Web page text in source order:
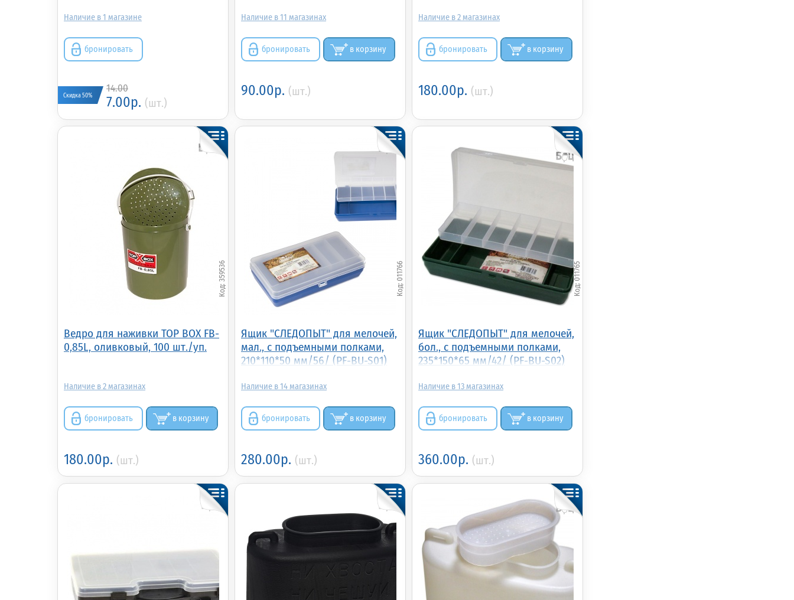
1
бронировать
Скидка 50%
14.00
7.00р. (шт.)
11
бронировать в корзину
90.00р. (шт.)
2
бронировать в корзину
180.00р. (шт.)
Ведро для наживки TOP BOX FB-
0,85L, оливковый, 100 шт./уп.
359536
2
бронировать в корзину
180.00р. (шт.)
Ящик "СЛЕДОПЫТ" для мелочей,
мал., с подъемными полками,
210*110*50 мм/56/ (PF-BU-S01)
011766
14
бронировать в корзину
280.00р. (шт.)
Ящик "СЛЕДОПЫТ" для мелочей,
бол., с подъемными полками,
235*150*65 мм/42/ (PF-BU-S02)
011765
13
бронировать в корзину
360.00р. (шт.)